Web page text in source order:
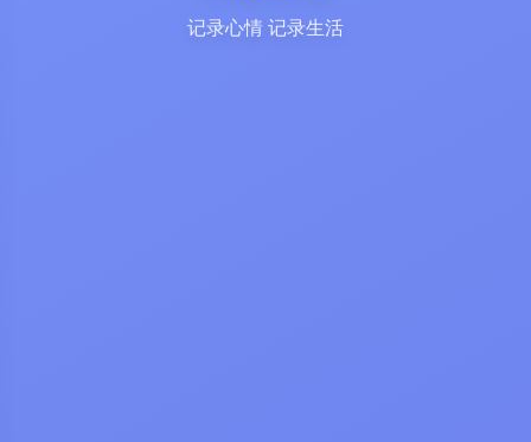
记录心情 记录生活